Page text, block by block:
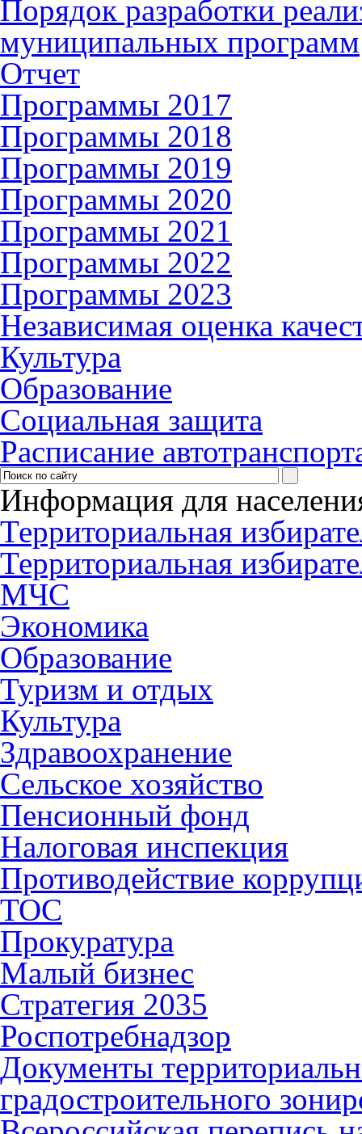
Порядок разработки
муниципальных программ
Отчет
Программы 2017
Программы 2018
Программы 2019
Программы 2020
Программы 2021
Программы 2022
Программы 2023
Независимая оценка
Культура
Образование
Социальная защита
Расписание
Информация для
Территориальная
Территориальная
МЧС
Экономика
Образование
Туризм и отдых
Культура
Здравоохранение
Сельское хозяйство
Пенсионный фонд
Налоговая инспекция
Противодействие
ТОС
Прокуратура
Малый бизнес
Стратегия 2035
Роспотребнадзор
Документы
градостроительного